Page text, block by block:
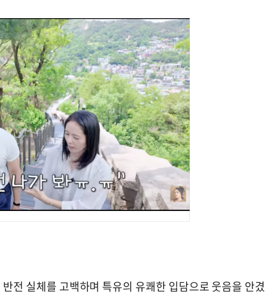
전 실체를 고백하며 특유의 유쾌한 입담으로 웃음을 안겼